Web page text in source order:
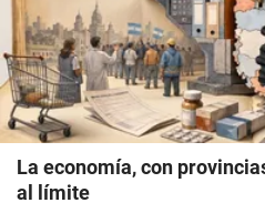
La economía, con
al límite